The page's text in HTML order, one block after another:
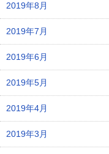
2019年8月
2019年7月
2019年6月
2019年5月
2019年4月
2019年3月